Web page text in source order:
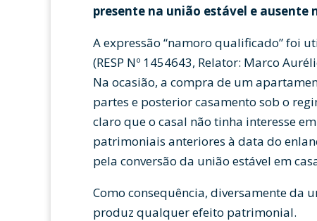
presente na união estável e ausente
A expressão “namoro qualificado” foi
(RESP Nº 1454643, Relator: Marco
Na ocasião, a compra de um
partes e posterior casamento sob o
claro que o casal não tinha interesse
patrimoniais anteriores à data do
pela conversão da união estável em
Como consequência, diversamente da
produz qualquer efeito patrimonial.